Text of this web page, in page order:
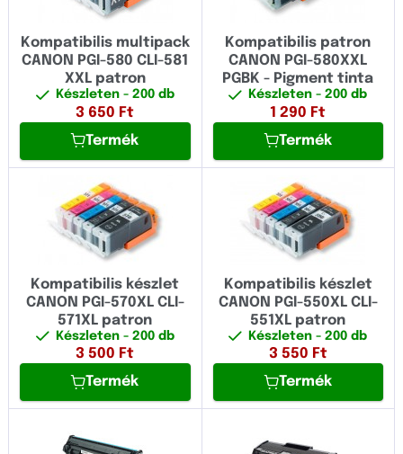
Kompatibilis multipack
CANON PGI-580 CLI-581
XXL patron
Készleten - 200 db
3 650 Ft
Termék
Kompatibilis patron
CANON PGI-580XXL
PGBK - Pigment tinta
Készleten- 200 db
1 290 Ft
Termék
Kompatibilis készlet
CANON PGI-570XL CLI-
571XL patron
Készleten - 200 db
3 500 Ft
Termék
Kompatibilis készlet
CANON PGI-550XL CLI-
551XL patron
Készleten- 200 db
3 550 Ft
Termék